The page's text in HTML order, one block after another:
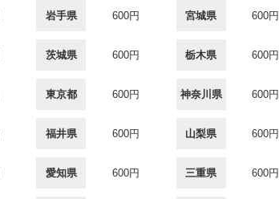
岩手県 600円 宮城県 600円
茨城県 600円 栃木県 600円
東京都 600円 神奈川県 600円
福井県 600円 山梨県 600円
愛知県 600円 三重県 600円